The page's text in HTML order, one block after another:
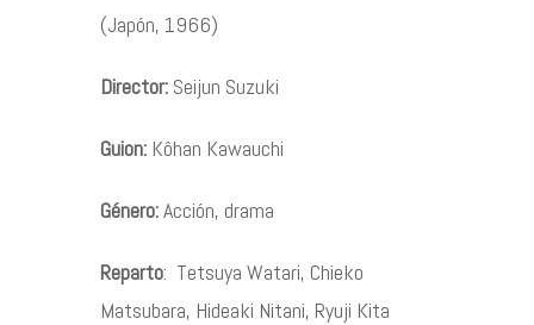
(Japón, 1966)
Director: Seijun Suzuki
Guion: Kôhan Kawauchi
Género:Acción, drama
Reparto: Tetsuya Watari, Chieko
Matsubara, Hideaki Nitani, Ryuji Kita